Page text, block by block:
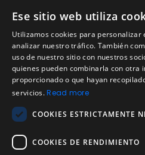
Legal
Condiciones de Servicio
Aviso de privacidad
Política de cookies
Política de devoluciones
Acuerdo de licencia de
Aviso legal
Política de uso aceptable
Ese sitio web utiliza
Utilizamos cookies para personalizar
analizar nuestro tráfico. También
uso de nuestro sitio con nuestros
quienes pueden combinarla con otra
proporcionado o que hayan
servicios.Read more
COOKIES ESTRICTAMENTE
COOKIES DE RENDIMIENTO